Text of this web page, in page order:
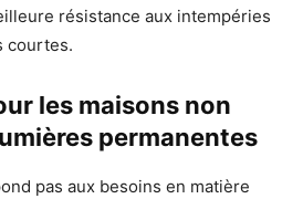
résistance aux intempéries
courtes.
les maisons non
permanentes
pas aux besoins en matière